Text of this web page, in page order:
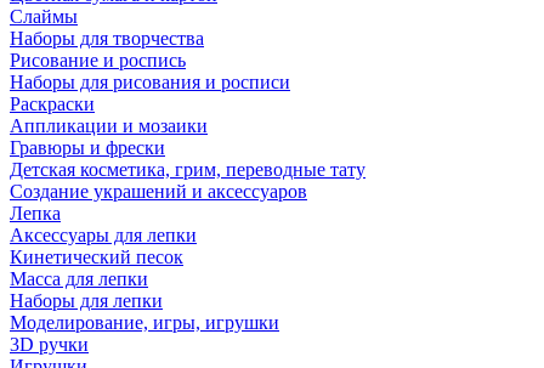
Слаймы
Наборы для творчества
Рисование и роспись
Наборы для рисования и росписи
Раскраски
Аппликации и мозаики
Гравюры и фрески
Детская косметика, грим, переводные тату
Создание украшений и аксессуаров
Лепка
Аксессуары для лепки
Кинетический песок
Масса для лепки
Наборы для лепки
Моделирование, игры, игрушки
3D ручки